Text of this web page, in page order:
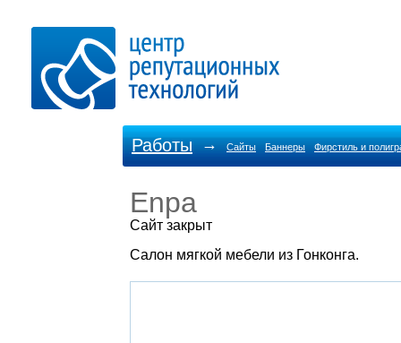
Работы → Сайты Баннеры Фирстиль и
Enpa
Cайт закрыт
Салон мягкой мебели из Гонконга.